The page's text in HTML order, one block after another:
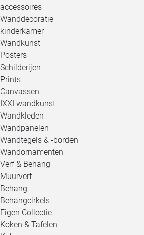
accessoires
Wanddecoratie
kinderkamer
Wandkunst
Posters
Schilderijen
Prints
Canvassen
IXXI wandkunst
Wandkleden
Wandpanelen
Wandtegels & -borden
Wandornamenten
Verf & Behang
Muurverf
Behang
Behangcirkels
Eigen Collectie
Koken & Tafelen